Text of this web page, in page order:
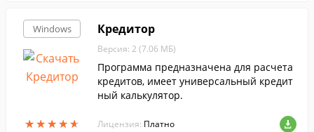
Windows
★★★★★
★★★★★
Кредитор
Версия: 2 (7.06 МБ)
Программа предназначена для расчета
кредитов, имеет универсальный кредит
ный калькулятор.
Лицензия: Платно